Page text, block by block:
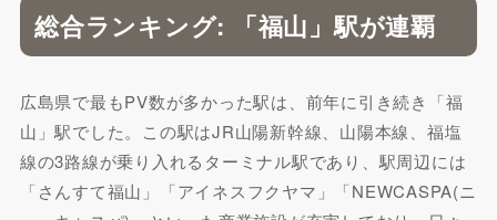
総合ランキング: 「福山」駅が連覇
広島県で最もPV数が多かった駅は、前年に引き続き「福
山」駅でした。この駅はJR山陽新幹線、山陽本線、福塩
線の3路線が乗り入れるターミナル駅であり、駅周辺には
「さんすて福山」「アイネスフクヤマ」「NEWCASPA(ニ